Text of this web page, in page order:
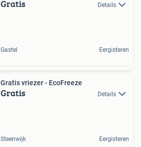
Gratis Details
Gastel Eergisteren
Gratis vriezer - EcoFreeze
Gratis Details
Steenwijk Eergisteren